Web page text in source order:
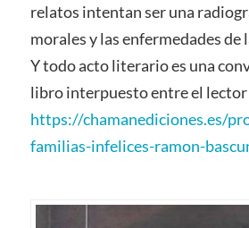
relatos intentan ser una
morales y las enfermedades de
Y todo acto literario es una
libro interpuesto entre el lector
https://chamanediciones.es/
familias-infelices-ramon-